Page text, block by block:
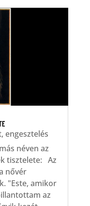
, engesztelés
néven az
tisztelete: Az
nővér
"Este, amikor
az